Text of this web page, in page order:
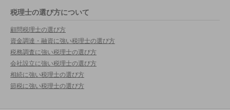
税理士の選び方について
顧問税理士の選び方
資金調達・融資に強い税理士の選び方
税務調査に強い税理士の選び方
会社設立に強い税理士の選び方
相続に強い税理士の選び方
節税に強い税理士の選び方